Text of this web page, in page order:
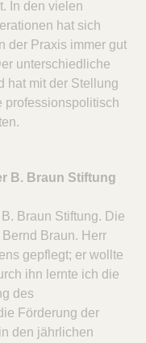
In den vielen
hat sich
der Praxis immer gut
unterschiedliche
hat mit der Stellung
professionspolitisch
B. Braun Stiftung
Braun Stiftung. Die
Braun. Herr
gepflegt; er wollte
ihn lernte ich die
des
Förderung der
den jährlichen